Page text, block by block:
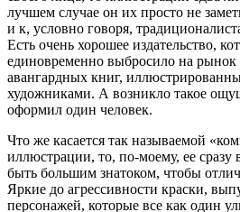
лучшем случае он их просто не
и к, условно говоря,
Есть очень хорошее издательство,
единовременно выбросило на
авангардных книг,
художниками. А возникло такое
оформил один человек.
Что же касается так называемой
иллюстрации, то, по-моему, ее сразу
быть большим знатоком, чтобы
Яркие до агрессивности краски,
персонажей, которые все как один